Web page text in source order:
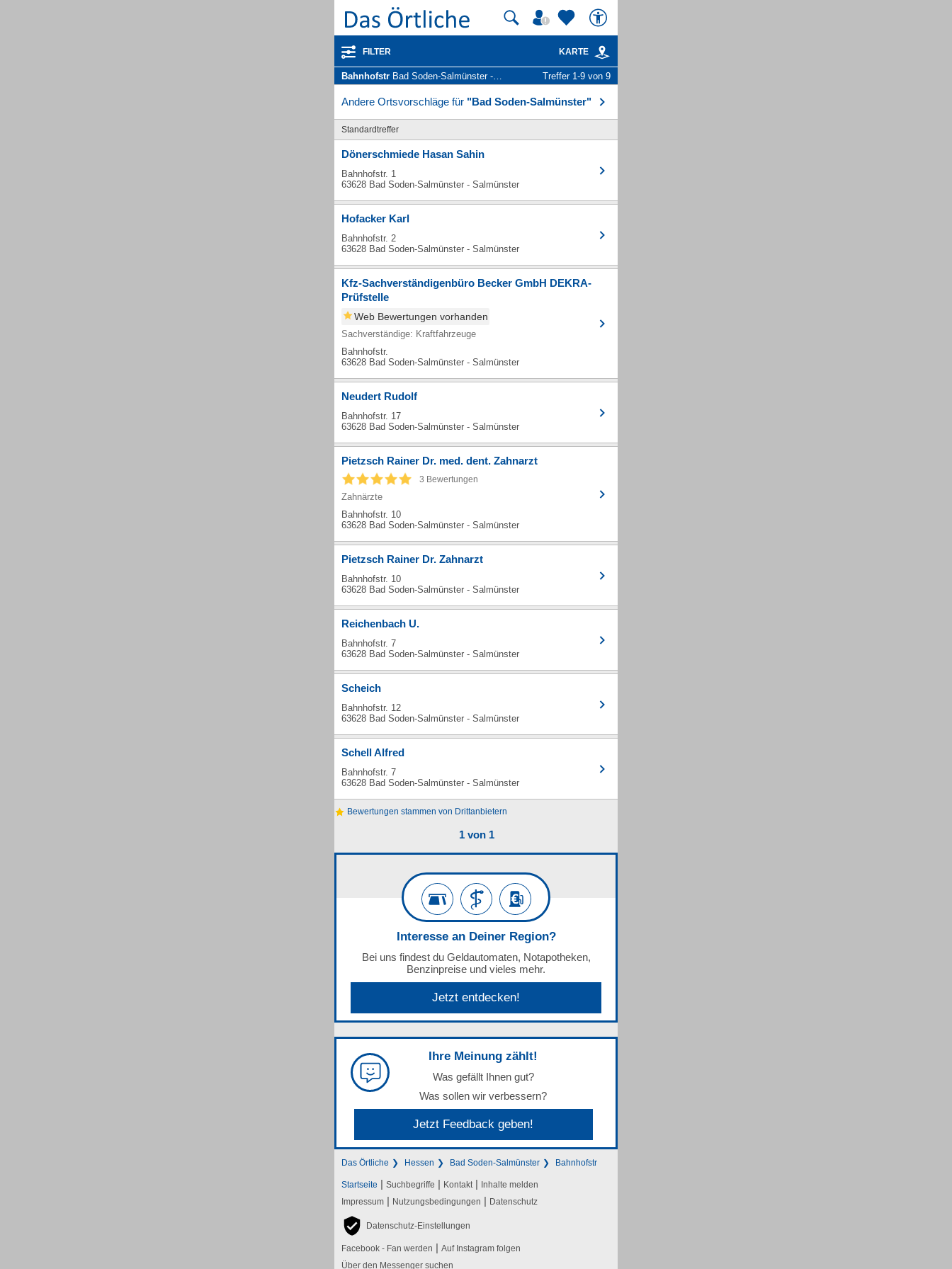
FILTER KARTE
Bahnhofstr Bad Soden-Salmünster - Unternehmen und Personen Treffer 1-9 von 9
Andere Ortsvorschläge für "Bad Soden-Salmünster"
Standardtreffer
Dönerschmiede Hasan Sahin
Bahnhofstr. 1
63628 Bad Soden-Salmünster - Salmünster
Hofacker Karl
Bahnhofstr. 2
63628 Bad Soden-Salmünster - Salmünster
Kfz-Sachverständigenbüro Becker GmbH DEKRA-
Prüfstelle
Web Bewertungen vorhanden
Sachverständige: Kraftfahrzeuge
Bahnhofstr.
63628 Bad Soden-Salmünster - Salmünster
Neudert Rudolf
Bahnhofstr. 17
63628 Bad Soden-Salmünster - Salmünster
Pietzsch Rainer Dr. med. dent. Zahnarzt
3 Bewertungen
Zahnärzte
Bahnhofstr. 10
63628 Bad Soden-Salmünster - Salmünster
Pietzsch Rainer Dr. Zahnarzt
Bahnhofstr. 10
63628 Bad Soden-Salmünster - Salmünster
Reichenbach U.
Bahnhofstr. 7
63628 Bad Soden-Salmünster - Salmünster
Scheich
Bahnhofstr. 12
63628 Bad Soden-Salmünster - Salmünster
Schell Alfred
Bahnhofstr. 7
63628 Bad Soden-Salmünster - Salmünster
Bewertungen stammen von Drittanbietern
1 von 1
Interesse an Deiner Region?
Bei uns findest du Geldautomaten, Notapotheken,
Benzinpreise und vieles mehr.
Jetzt entdecken!
Ihre Meinung zählt!
Was gefällt Ihnen gut?
Was sollen wir verbessern?
Jetzt Feedback geben!
Das Örtliche Hessen Bad Soden-Salmünster Bahnhofstr
Startseite | Suchbegriffe | Kontakt | Inhalte melden
Impressum | Nutzungsbedingungen | Datenschutz
Datenschutz-Einstellungen
Facebook - Fan werden | Auf Instagram folgen
Über den Messenger suchen